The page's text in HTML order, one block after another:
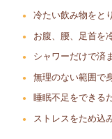
冷たい飲み物をと
お腹、腰、足首を
シャワーだけで済
無理のない範囲で
睡眠不足をできる
ストレスをため込